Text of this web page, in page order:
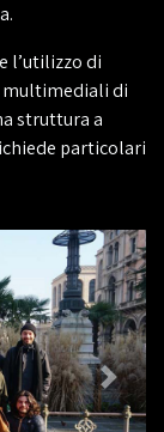
l’utilizzo di
multimediali di
struttura a
particolari